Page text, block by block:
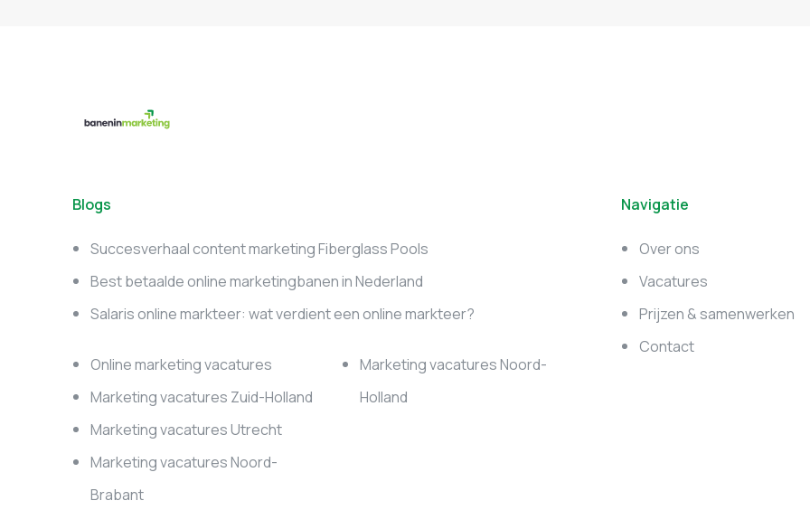
Blogs
Succesverhaal content marketing Fiberglass Pools
Best betaalde online marketingbanen in Nederland
Salaris online markteer: wat verdient een online markteer?
Online marketing vacatures
Marketing vacatures Zuid-Holland
Marketing vacatures Utrecht
Marketing vacatures Noord-
Brabant
Marketing vacatures Noord-
Holland
Navigatie
Over ons
Vacatures
Prijzen & samenwerken
Contact